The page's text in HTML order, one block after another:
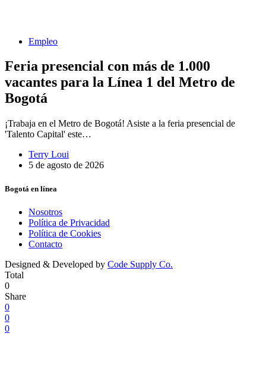
Empleo
Feria presencial con más de 1.000
vacantes para la Línea 1 del Metro de
Bogotá
¡Trabaja en el Metro de Bogotá! Asiste a la feria presencial de
'Talento Capital' este…
Terry Loui
5 de agosto de 2026
Bogotá en línea
Nosotros
Política de Privacidad
Política de Cookies
Contacto
Designed & Developed by Code Supply Co.
Total
0
Share
0
0
0